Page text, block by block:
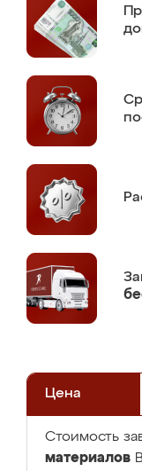
Цена
Стоимость
материалов